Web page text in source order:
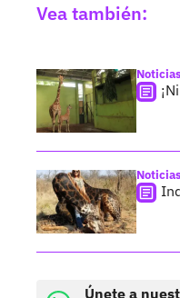
Vea también:
Noticias
Noticias
Únete a